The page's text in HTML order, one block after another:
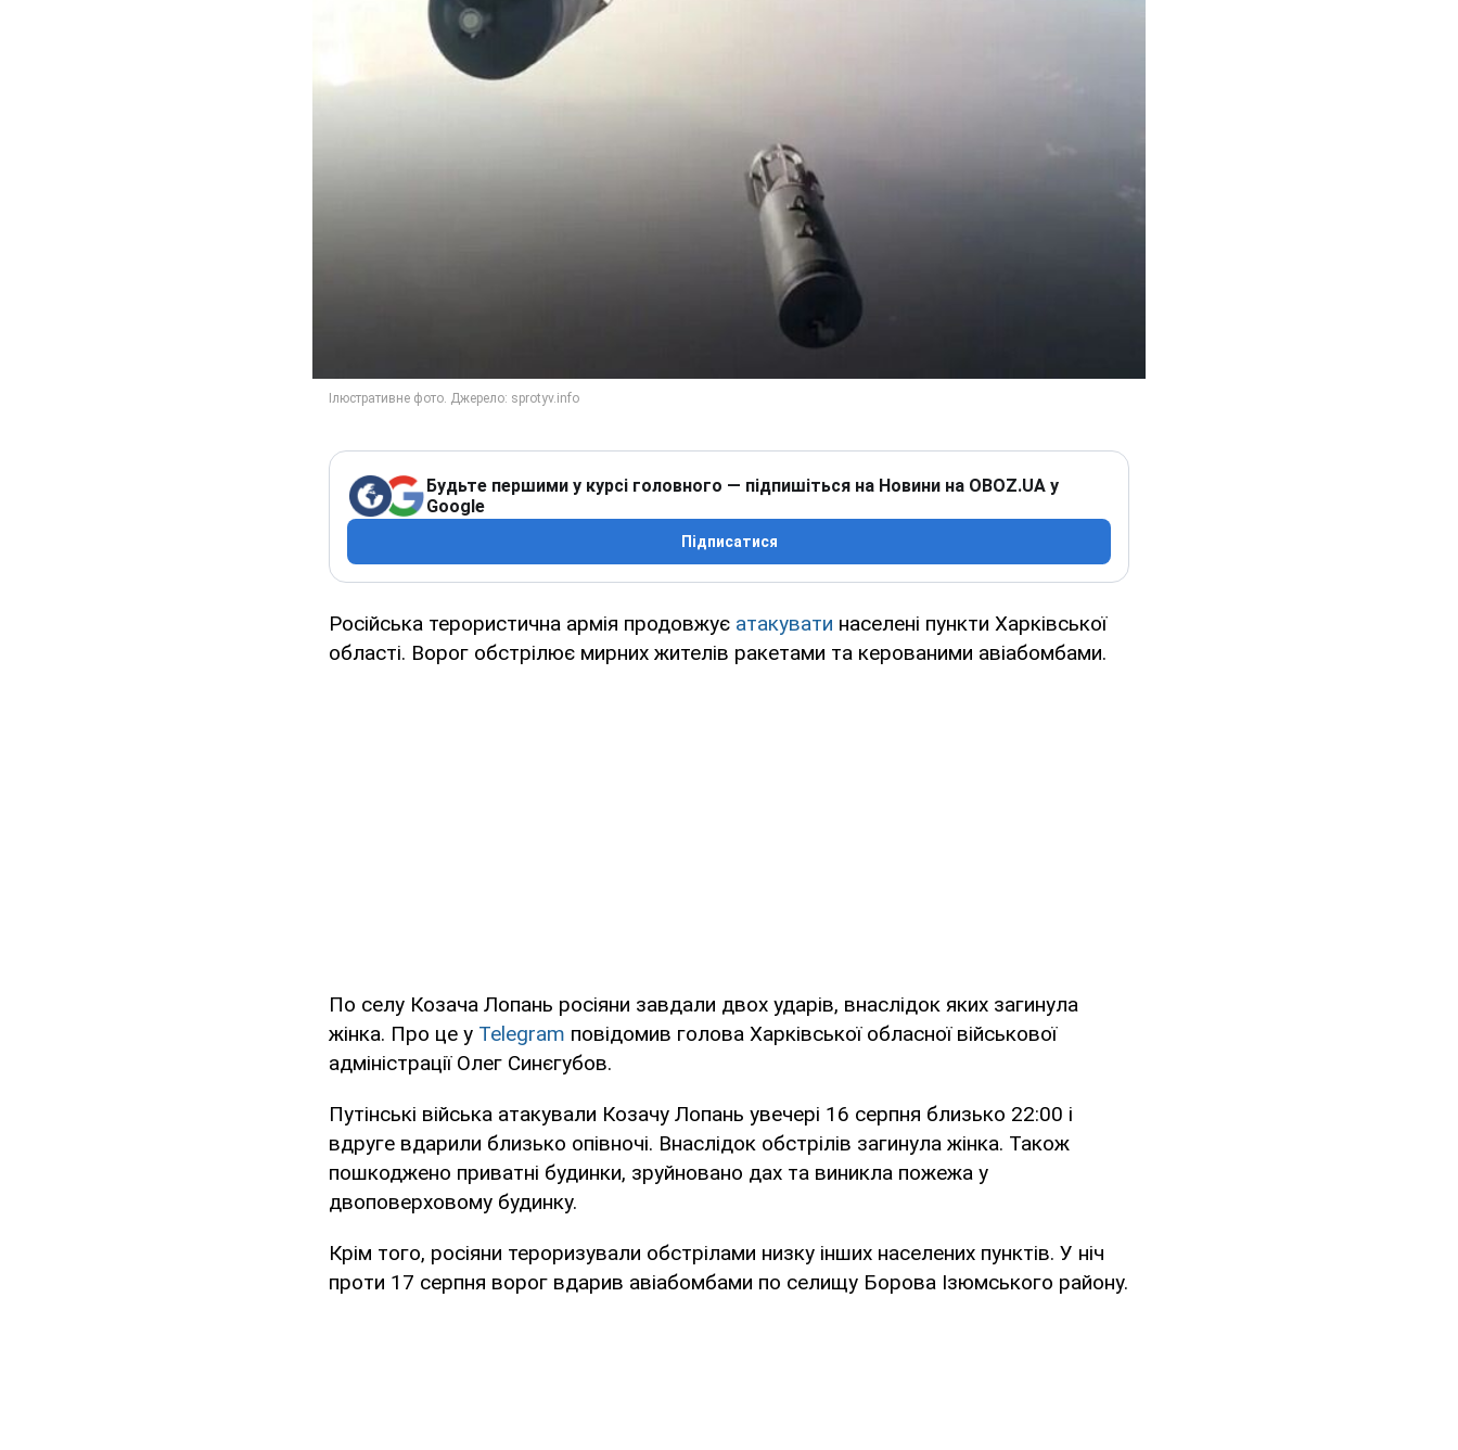
Будьте першими у курсі головного — підпишіться на Новини на OBOZ.UA у
Google
Підписатися
Російська терористична армія продовжує атакувати населені пункти Харківської
області. Ворог обстрілює мирних жителів ракетами та керованими авіабомбами.
По селу Козача Лопань росіяни завдали двох ударів, внаслідок яких загинула
жінка. Про це у Telegram повідомив голова Харківської обласної військової
адміністрації Олег Синєгубов.
Путінські війська атакували Козачу Лопань увечері 16 серпня близько 22:00 і
вдруге вдарили близько опівночі. Внаслідок обстрілів загинула жінка. Також
пошкоджено приватні будинки, зруйновано дах та виникла пожежа у
двоповерховому будинку.
Крім того, росіяни тероризували обстрілами низку інших населених пунктів. У ніч
проти 17 серпня ворог вдарив авіабомбами по селищу Борова Ізюмського району.